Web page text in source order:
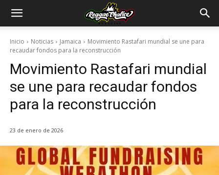
Inicio Noticias Jamaica
Movimiento Rastafari mundial se une para
recaudar fondos para la reconstrucción
Movimiento Rastafari mundial
se une para recaudar fondos
para la reconstrucción
23 de enero de 2026